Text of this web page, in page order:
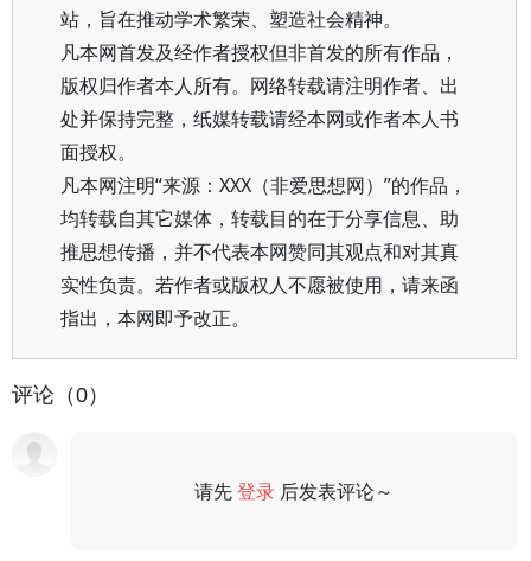
站，旨在推动学术繁荣、塑造社会精神。
凡本网首发及经作者授权但非首发的所有作品，
版权归作者本人所有。网络转载请注明作者、出
处并保持完整，纸媒转载请经本网或作者本人书
面授权。
凡本网注明“来源：XXX（非爱思想网）”的作品，
均转载自其它媒体，转载目的在于分享信息、助
推思想传播，并不代表本网赞同其观点和对其真
实性负责。若作者或版权人不愿被使用，请来函
指出，本网即予改正。
评论（0）
请先登录 后发表评论～